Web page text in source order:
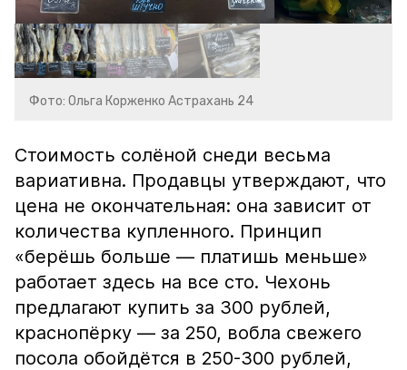
Фото: Ольга Корженко Астрахань 24
Стоимость солёной снеди весьма
вариативна. Продавцы утверждают, что
цена не окончательная: она зависит от
количества купленного. Принцип
«берёшь больше — платишь меньше»
работает здесь на все сто. Чехонь
предлагают купить за 300 рублей,
краснопёрку — за 250, вобла свежего
посола обойдётся в 250-300 рублей,